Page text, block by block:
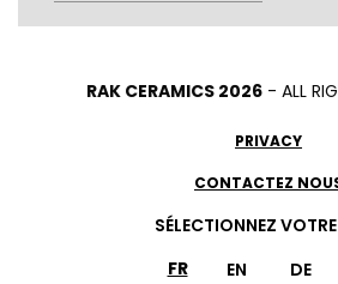
RAK CERAMICS 2026 - ALL
PRIVACY
CONTACTEZ
SÉLECTIONNEZ
FR
EN DE